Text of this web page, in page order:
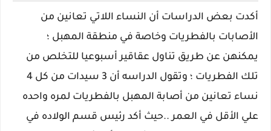
أكدت بعض الدراسات أن النساء اللاتي تعانين من
الأصابات بالفطريات وخاصة في منطقة المهبل ؛
يمكنهن عن طريق تناول عقاقير أسبوعيا للتخلص من
تلك الفطريات ؛ وتقول الدراسه أن 3 سيدات من كل 4
نساء تعانين من أصابة المهبل بالفطريات لمره واحده
علي الأقل في العمر ..حيث أكد رئيس قسم الولاده في